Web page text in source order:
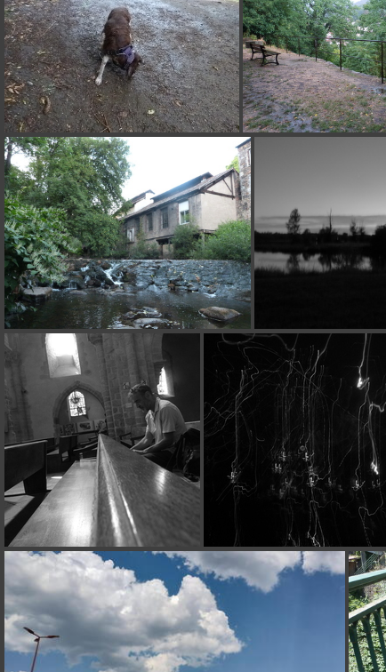
P1140112 P1140116
P1140125
P1130407 P1130108
P1130123